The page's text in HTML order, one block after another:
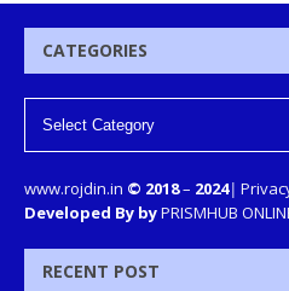
CATEGORIES
www.rojdin.in © 2018– 2024|
Developed By byPRISMHUB
RECENT POST